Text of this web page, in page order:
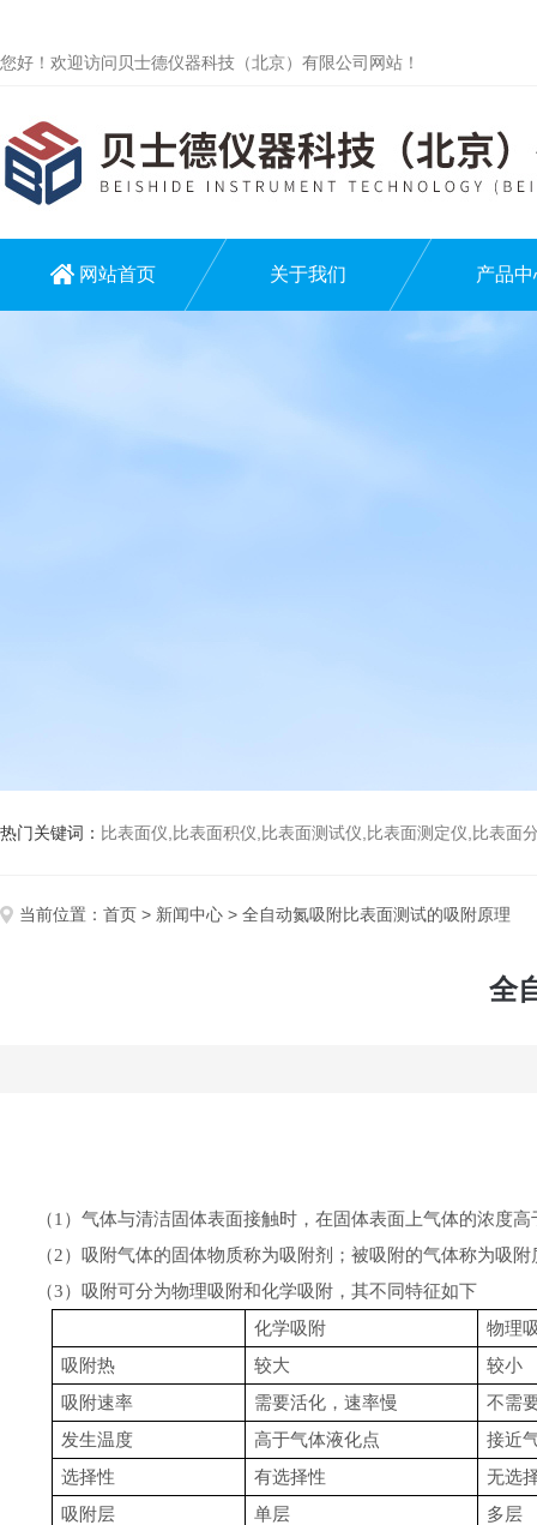
您好！欢迎访问贝士德仪器科技（北京）有限公司网站！
网站首页 关于我们 产品中
热门关键词： 比表面仪,比表面积仪,比表面测试仪,比表面测定仪,比表面分析仪,比表
当前位置： 首页 > 新闻中心 > 全自动氮吸附比表面测试的吸附原理
全
（1 ）气体与清洁固体表面接触时，在固体表面上气体的浓度
（2）吸附气体的固体物质称为吸附剂；被吸附的气体称为吸附
（3）吸附可分为物理吸附和化学吸附，其不同特征如下
化学吸附
物理
吸附热
较大
较小
吸附速率
需要活化，速率慢
不需
发生温度
高于气体液化点
接近
选择性
有选择性
无选
吸附层
单层
多层